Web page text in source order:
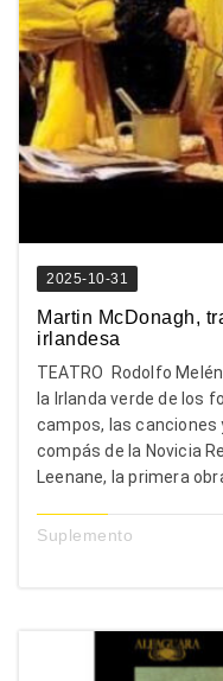
2025-10-31
Martin McDonagh,
irlandesa
TEATRO Rodolfo
la Irlanda verde de los
campos, las
compás de la Novicia
Leenane, la primera obra
Suplemento